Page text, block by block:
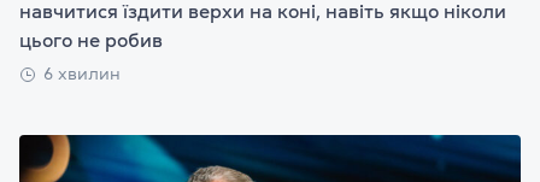
навчитися їздити верхи на коні, навіть якщо ніколи
цього не робив
6 хвилин